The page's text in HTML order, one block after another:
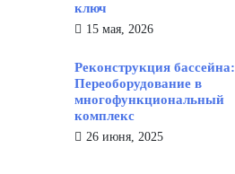
ключ
15 мая, 2026
Реконструкция бассейна:
Переоборудование в
многофункциональный
комплекс
26 июня, 2025